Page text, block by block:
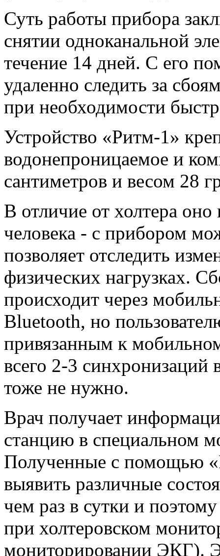
Суть работы прибора
снятии одноканальной
течение 14 дней. С его
удаленно следить за
при необходимости
Устройство «Ритм-1»
водонепроницаемое и
сантиметров и весом 28
В отличие от холтера оно
человека - с прибором
позволяет отследить
физических нагрузках.
происходит через
Bluetooth, но
привязанным к
всего 2-3
тоже не нужно.
Врач получает
станцию в специальном
Полученные с помощью
выявить различные
чем раз в сутки и
при холтеровском
мониторировании ЭКГ).